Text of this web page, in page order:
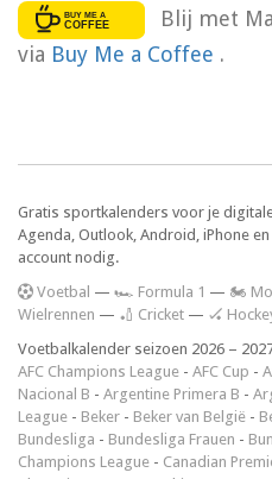
Blij met
via Buy Me a Coffee .
Gratis sportkalenders voor je
Agenda, Outlook, Android, iPhone
account nodig.
Voetbal — 🏎️ Formula 1 — 🏍
Wielrennen — 🏏 Cricket — 🏑
Voetbalkalender seizoen 2026 –
AFC Champions League - AFC Cup -
Nacional B - Argentine Primera B -
League - Beker - Beker van België -
Bundesliga - Bundesliga Frauen -
Champions League - Canadian